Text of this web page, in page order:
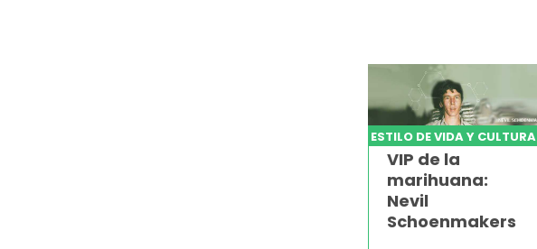
ESTILO DE VIDA Y CULTURA
VIP de la
marihuana:
Nevil
Schoenmakers